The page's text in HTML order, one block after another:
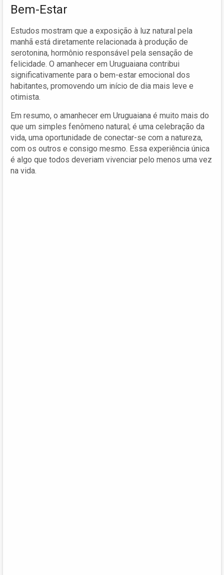
Bem-Estar
Estudos mostram que a exposição à luz natural pela
manhã está diretamente relacionada à produção de
serotonina, hormônio responsável pela sensação de
felicidade. O amanhecer em Uruguaiana contribui
significativamente para o bem-estar emocional dos
habitantes, promovendo um início de dia mais leve e
otimista.
Em resumo, o amanhecer em Uruguaiana é muito mais do
que um simples fenômeno natural; é uma celebração da
vida, uma oportunidade de conectar-se com a natureza,
com os outros e consigo mesmo. Essa experiência única
é algo que todos deveriam vivenciar pelo menos uma vez
na vida.